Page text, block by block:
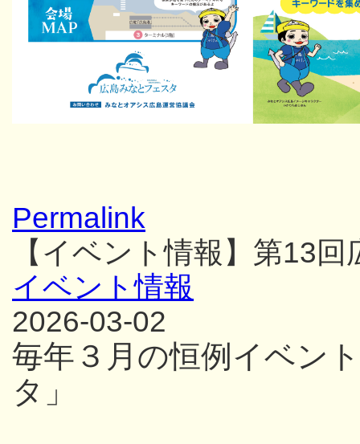
Permalink
【イベント情報】第13
イベント情報
2026-03-02
毎年３月の恒例イベン
タ」